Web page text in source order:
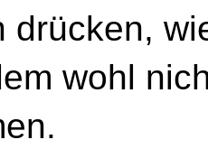
drücken,
wohl